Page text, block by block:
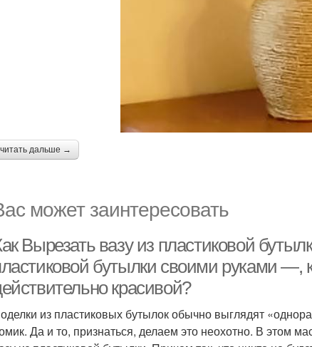
читать дальше →
может заинтересовать
Вырезать вазу из пластиковой
бутылки своими руками —,
красивой?
из пластиковых бутылок обычно выглядят
Да и то, признаться, делаем это неохотно. В этом